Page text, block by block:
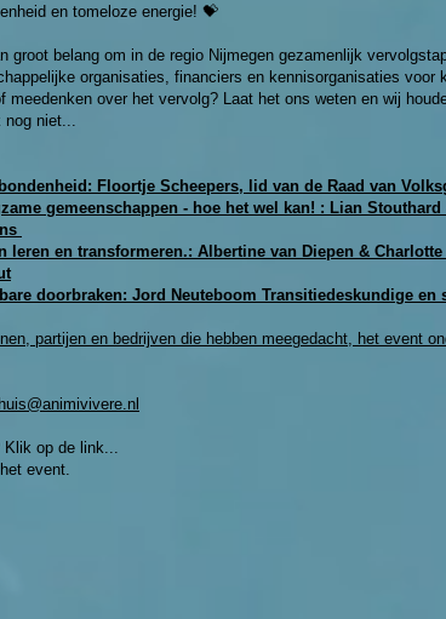
en tomeloze energie! 💝
groot belang om in de regio Nijmegen gezamenlijk
organisaties, financiers en kennisorganisaties voor
meedenken over het vervolg? Laat het ons weten en wij
nog niet...
Floortje Scheepers, lid van de Raad van
gemeenschappen - hoe het wel kan! : Lian
leren en transformeren.: Albertine van Diepen &
doorbraken: Jord Neuteboom Transitiedeskundige en
partijen en bedrijven die hebben meegedacht, het event
Klik op de link...
event.